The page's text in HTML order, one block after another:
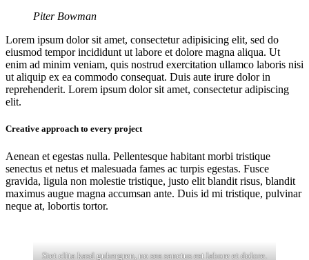
Piter Bowman
Lorem ipsum dolor sit amet, consectetur adipisicing elit, sed do
eiusmod tempor incididunt ut labore et dolore magna aliqua. Ut
enim ad minim veniam, quis nostrud exercitation ullamco laboris nisi
ut aliquip ex ea commodo consequat. Duis aute irure dolor in
reprehenderit. Lorem ipsum dolor sit amet, consectetur adipiscing
elit.
Creative approach to every project
Aenean et egestas nulla. Pellentesque habitant morbi tristique
senectus et netus et malesuada fames ac turpis egestas. Fusce
gravida, ligula non molestie tristique, justo elit blandit risus, blandit
maximus augue magna accumsan ante. Duis id mi tristique, pulvinar
neque at, lobortis tortor.
Stet clita kasd gubergren, no sea sanctus est labore et dolore.